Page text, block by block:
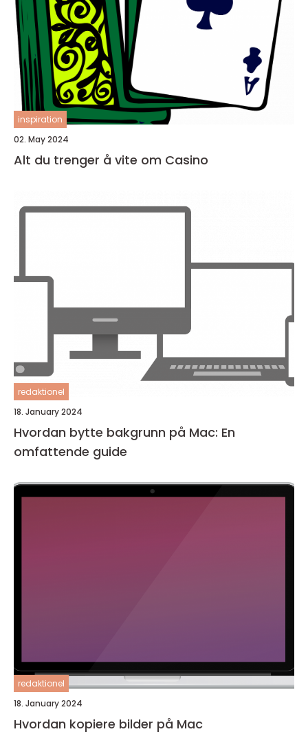
inspiration
02. May 2024
Alt du trenger å vite om Casino
redaktionel
18. January 2024
Hvordan bytte bakgrunn på Mac: En
omfattende guide
redaktionel
18. January 2024
Hvordan kopiere bilder på Mac